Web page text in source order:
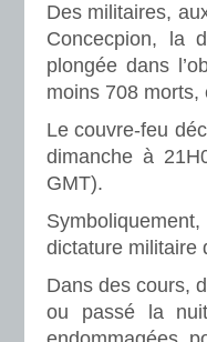
Des militaires,
Concecpion, la
plongée dans
moins 708 morts,
Le couvre-feu
dimanche à
GMT).
dictature militaire
Dans des cours,
ou passé la